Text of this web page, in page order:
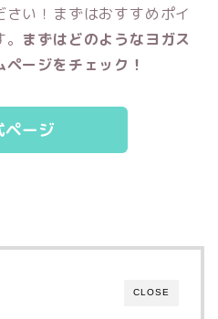
い！まずはおすすめポイ
まずはどのようなヨガス
ージをチェック！
ページ
CLOSE